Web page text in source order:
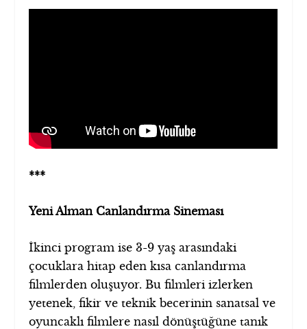
***
Yeni Alman Canlandırma Sineması
İkinci program ise 3-9 yaş arasındaki
çocuklara hitap eden kısa canlandırma
filmlerden oluşuyor. Bu filmleri izlerken
yetenek, fikir ve teknik becerinin sanatsal ve
oyuncaklı filmlere nasıl dönüştüğüne tanık